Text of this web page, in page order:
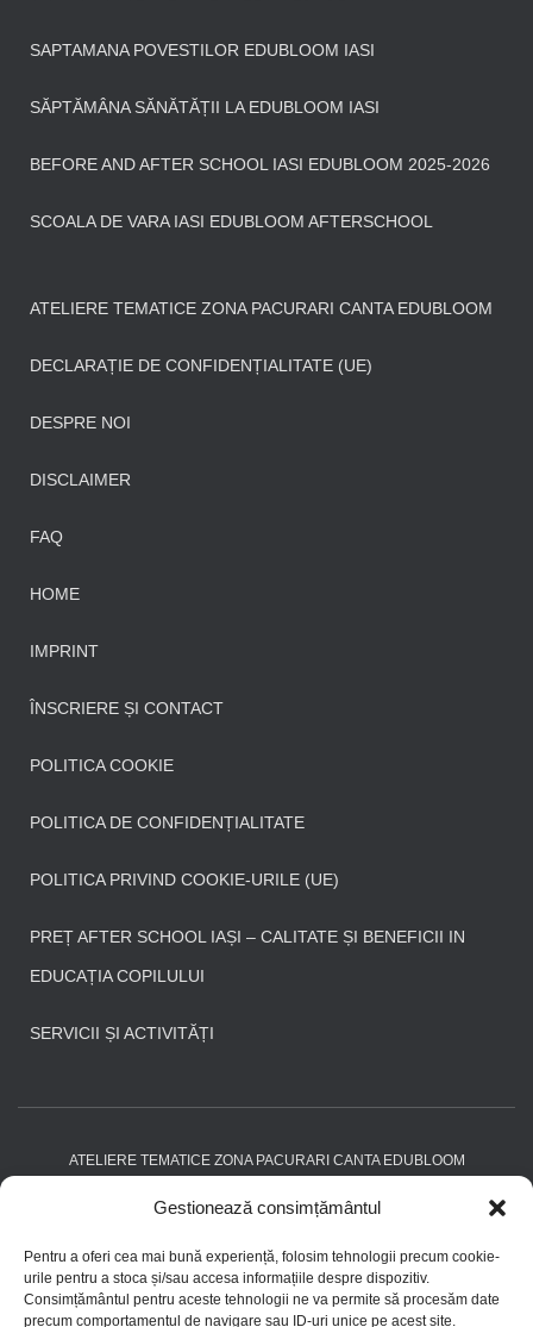
Gestionează consimțământul
Pentru a oferi cea mai bună experiență, folosim tehnologii precum cookie-
urile pentru a stoca și/sau accesa informațiile despre dispozitiv.
Consimțământul pentru aceste tehnologii ne va permite să procesăm date
precum comportamentul de navigare sau ID-uri unice pe acest site.
SAPTAMANA POVESTILOR EDUBLOOM IASI
SĂPTĂMÂNA SĂNĂTĂȚII LA EDUBLOOM IASI
BEFORE AND AFTER SCHOOL IASI EDUBLOOM 2025-2026
SCOALA DE VARA IASI EDUBLOOM AFTERSCHOOL
ATELIERE TEMATICE ZONA PACURARI CANTA EDUBLOOM
DECLARAȚIE DE CONFIDENȚIALITATE (UE)
DESPRE NOI
DISCLAIMER
FAQ
HOME
IMPRINT
ÎNSCRIERE ȘI CONTACT
POLITICA COOKIE
POLITICA DE CONFIDENȚIALITATE
POLITICA PRIVIND COOKIE-URILE (UE)
PREȚ AFTER SCHOOL IAȘI – CALITATE ȘI BENEFICII IN
EDUCAȚIA COPILULUI
SERVICII ȘI ACTIVITĂȚI
ATELIERE TEMATICE ZONA PACURARI CANTA EDUBLOOM
DECLARAȚIE DE CONFIDENȚIALITATE (UE)
DISCLAIMER FAQ HOME IMPRINT